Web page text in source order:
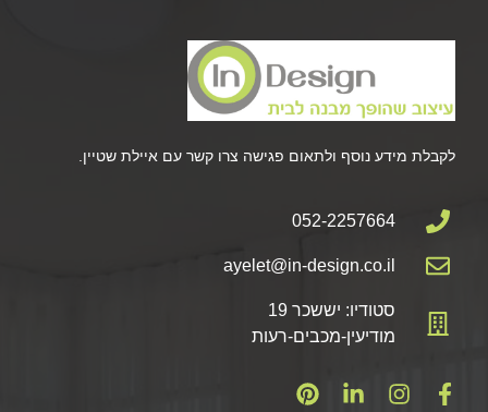
לקבלת מידע נוסף ולתאום פגישה צרו קשר עם איילת שטיין.
052-2257664
ayelet@in-design.co.il
סטודיו: יששכר 19
מודיעין-מכבים-רעות